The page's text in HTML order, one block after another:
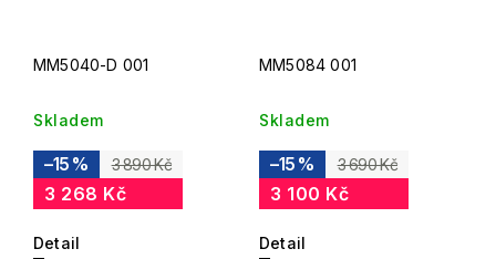
MM5040-D 001
Skladem
3 890 Kč
–15 %
3 268 Kč
Detail
MM5084 001
Skladem
3 690 Kč
–15 %
3 100 Kč
Detail